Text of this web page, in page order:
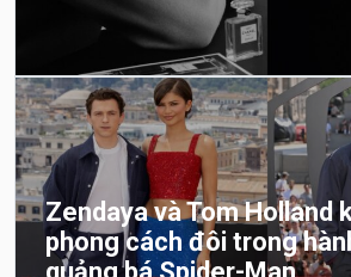
Zendaya và Tom Holland
phong cách đôi trong